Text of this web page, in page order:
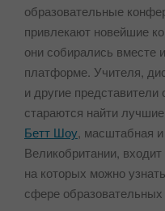
образовательные
привлекают новейшие
они собирались вместе
платформе. Учителя,
и другие
стараются найти
Бетт Шоу, масштабная
Великобритании,
на которых можно
сфере образовательных